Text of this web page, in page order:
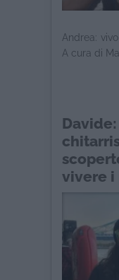
Andrea:
A cura di
vivere i
ora è